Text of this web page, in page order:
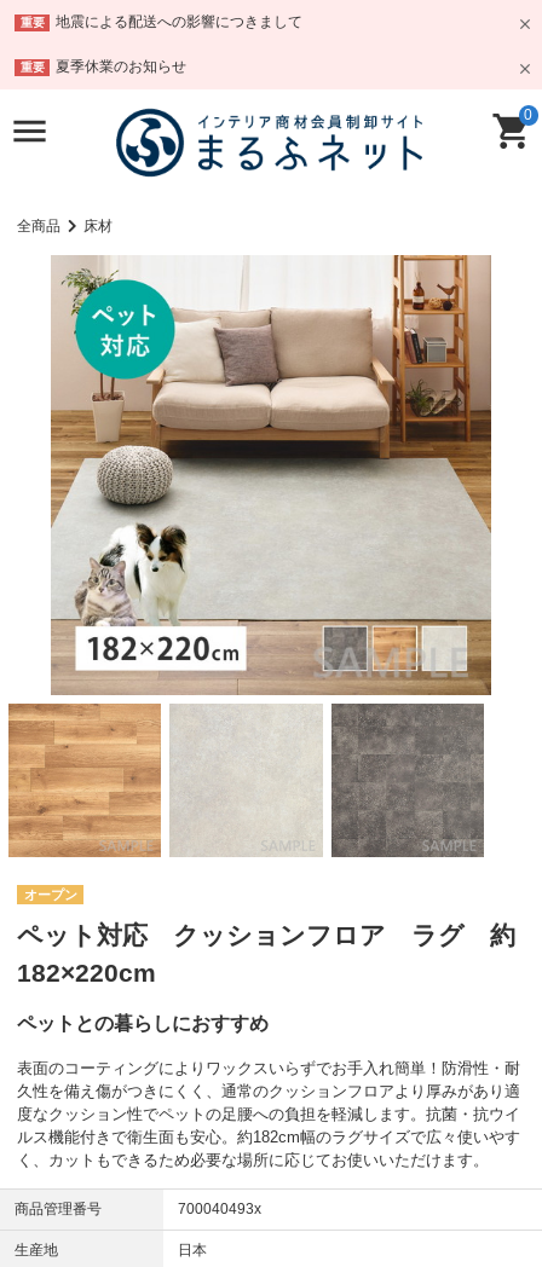
重要 地震による配送への影響につきまして
重要 夏季休業のお知らせ
0
全商品 床材
オープン
ペット対応 クッションフロア ラグ 約
182×220cm
ペットとの暮らしにおすすめ
表面のコーティングによりワックスいらずでお手入れ簡単！防滑性・耐
久性を備え傷がつきにくく、通常のクッションフロアより厚みがあり適
度なクッション性でペットの足腰への負担を軽減します。抗菌・抗ウイ
ルス機能付きで衛生面も安心。約182cm幅のラグサイズで広々使いやす
く、カットもできるため必要な場所に応じてお使いいただけます。
商品管理番号 700040493x
生産地 日本